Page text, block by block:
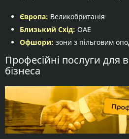
Європа: Великобританія
Близький Схід: ОАЕ
Офшори: зони з пільговим
Професійні послуги для
бізнеса